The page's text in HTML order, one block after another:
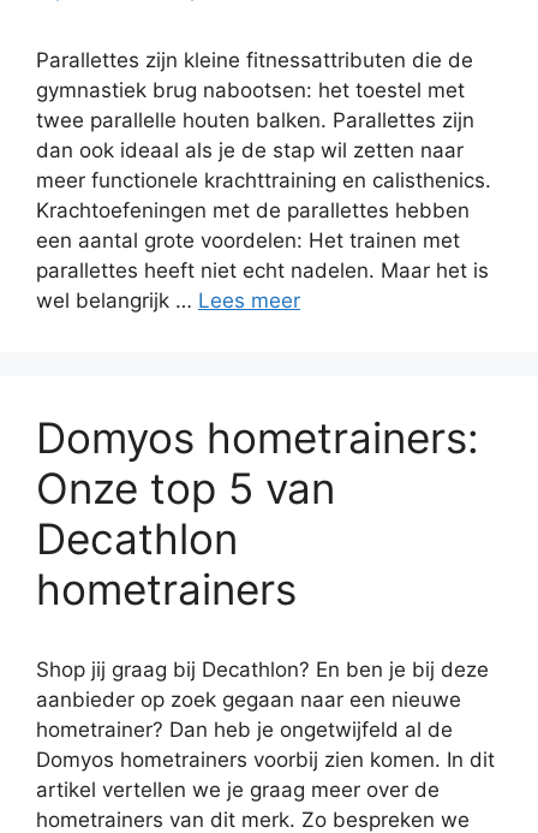
Parallettes zijn kleine fitnessattributen die de
gymnastiek brug nabootsen: het toestel met
twee parallelle houten balken. Parallettes zijn
dan ook ideaal als je de stap wil zetten naar
meer functionele krachttraining en calisthenics.
Krachtoefeningen met de parallettes hebben
een aantal grote voordelen: Het trainen met
parallettes heeft niet echt nadelen. Maar het is
wel belangrijk … Lees meer
Domyos hometrainers:
Onze top 5 van
Decathlon
hometrainers
Shop jij graag bij Decathlon? En ben je bij deze
aanbieder op zoek gegaan naar een nieuwe
hometrainer? Dan heb je ongetwijfeld al de
Domyos hometrainers voorbij zien komen. In dit
artikel vertellen we je graag meer over de
hometrainers van dit merk. Zo bespreken we